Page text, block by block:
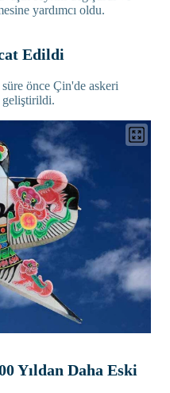
yardımcı oldu.
Edildi
önce Çin'de askeri
geliştirildi.
Yıldan Daha Eski